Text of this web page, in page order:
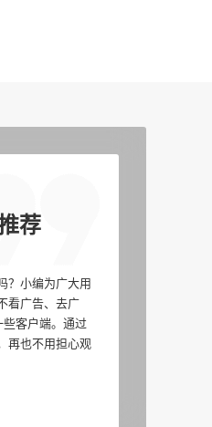
荐
？小编为广大用
看广告、去广
客户端。通过
再也不用担心观